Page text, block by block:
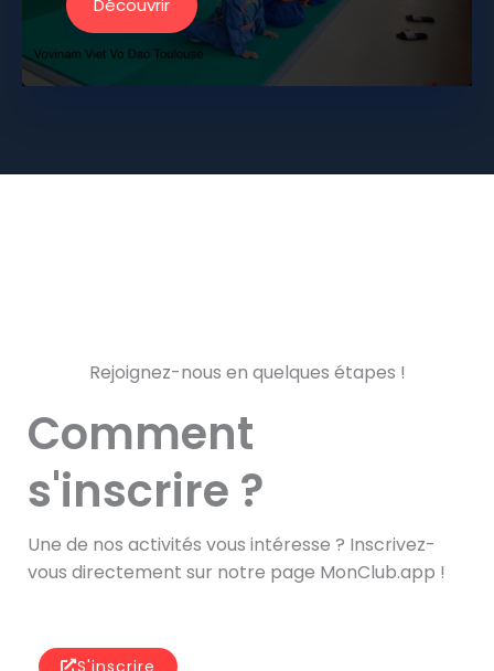
Découvrir
Rejoignez-nous en quelques étapes !
Comment
s'inscrire ?
Une de nos activités vous intéresse ? Inscrivez-
vous directement sur notre page MonClub.app !
S'inscrire